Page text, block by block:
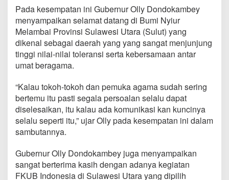
n
P
e
n
t
i
n
u
u
d
k
M
o
d
Pada kesempatan ini Gubernur Olly Dondokambey
menyampaikan selamat datang di Bumi Nyiur
Melambai Provinsi Sulawesi Utara (Sulut) yang
dikenal sebagai daerah yang yang sangat menjunjung
tinggi nilai-nilai toleransi serta kebersamaan antar
umat beragama.
“Kalau tokoh-tokoh dan pemuka agama sudah sering
bertemu itu pasti segala persoalan selalu dapat
diselesaikan, itu kalau ada komunikasi kan kuncinya
selalu seperti itu,” ujar Olly pada kesempatan ini dalam
sambutannya.
Gubernur Olly Dondokambey juga menyampaikan
sangat berterima kasih dengan adanya kegiatan
FKUB Indonesia di Sulawesi Utara yang dipilih